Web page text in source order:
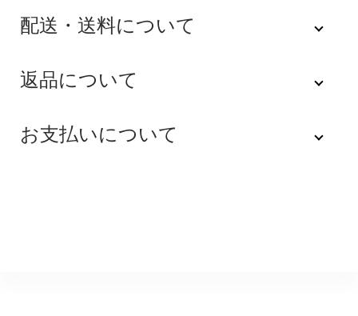
配送・送料について
佐川急便
全品送料無料にてお届けいたします。
※配達時間を指定できない地域（郡部以下は時間指定不
返品について
不良品
お支払いについて